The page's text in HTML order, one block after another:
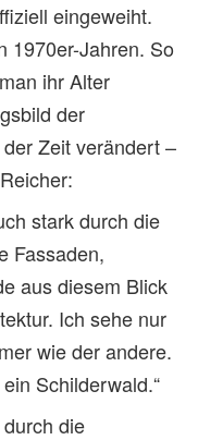
eingeweiht.
1970er-Jahren. So
ihr Alter
der
Zeit verändert –
stark durch die
Fassaden,
aus diesem Blick
Ich sehe nur
wie der andere.
Schilderwald.“
die